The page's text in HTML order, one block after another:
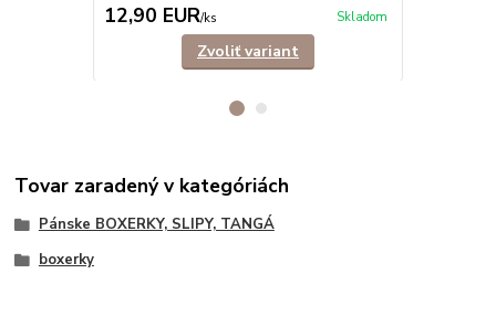
12,90 EUR/ks Skladom
Zvoliť variant
Tovar zaradený v kategóriách
Pánske BOXERKY, SLIPY, TANGÁ
boxerky